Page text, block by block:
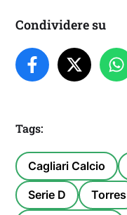
Condividere su
Tags:
Cagliari Calcio
Serie D Torres